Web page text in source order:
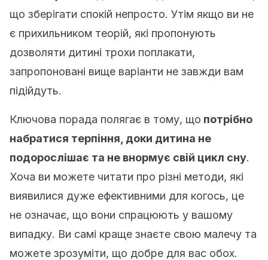
що зберігати спокій непросто. Утім якщо ви не
є прихильником теорій, які пропонують
дозволяти дитині трохи поплакати,
запропоновані вище варіанти не завжди вам
підійдуть.
Ключова порада полягає в тому, що потрібно
набратися терпіння, доки дитина не
подорослішає та не внормує свій цикл сну.
Хоча ви можете читати про різні методи, які
виявилися дуже ефективними для когось, це
не означає, що вони спрацюють у вашому
випадку. Ви самі краще знаєте свою малечу та
можете зрозуміти, що добре для вас обох.